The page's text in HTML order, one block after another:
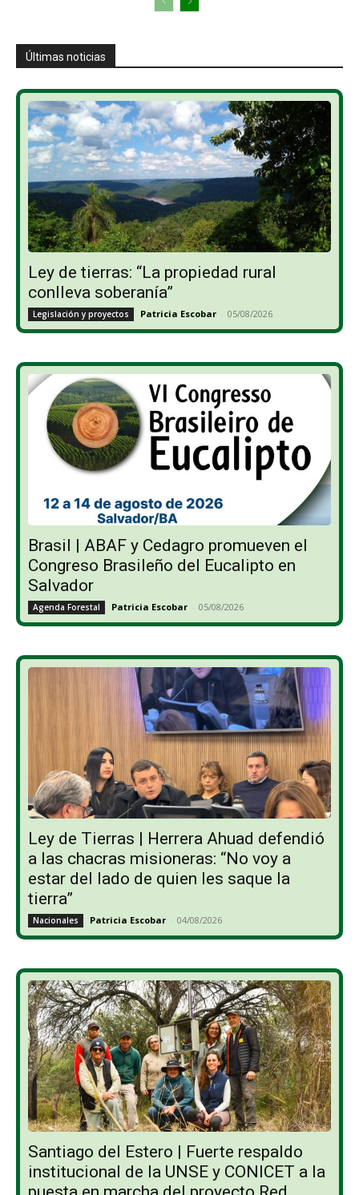
Últimas noticias
Ley de tierras: “La propiedad rural
conlleva soberanía”
Legislación y proyectos Patricia Escobar - 05/08/2026
Brasil | ABAF y Cedagro promueven el
Congreso Brasileño del Eucalipto en
Salvador
Agenda Forestal Patricia Escobar - 05/08/2026
Ley de Tierras | Herrera Ahuad defendió
a las chacras misioneras: “No voy a
estar del lado de quien les saque la
tierra”
Nacionales Patricia Escobar - 04/08/2026
Santiago del Estero | Fuerte respaldo
institucional de la UNSE y CONICET a la